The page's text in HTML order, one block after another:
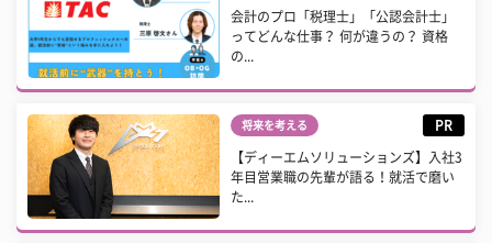
会計のプロ「税理士」「公認会計士」
ってどんな仕事？ 何が違うの？ 資格
の...
将来を考える PR
【ディーエムソリューションズ】入社3
年目営業職の先輩が語る！就活で磨い
た...